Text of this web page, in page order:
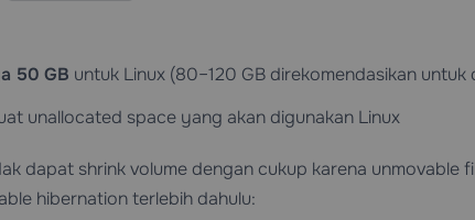
50 GB untuk Linux (80–120 GB direkomendasikan
unallocated space yang akan digunakan Linux
dapat shrink volume dengan cukup karena unmovable
hibernation terlebih dahulu: